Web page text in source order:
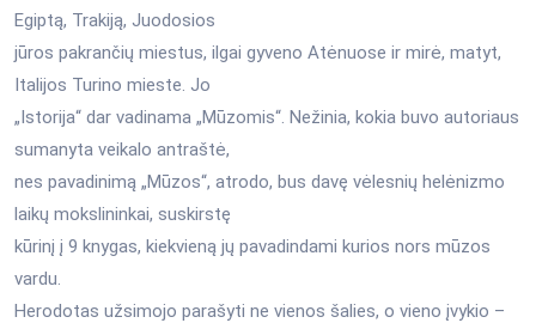
Egiptą, Trakiją, Juodosios
jūros pakrančių miestus, ilgai gyveno Atėnuose ir mirė, matyt,
Italijos Turino mieste. Jo
„Istorija“ dar vadinama „Mūzomis“. Nežinia, kokia buvo autoriaus
sumanyta veikalo antraštė,
nes pavadinimą „Mūzos“, atrodo, bus davę vėlesnių helėnizmo
laikų mokslininkai, suskirstę
kūrinį į 9 knygas, kiekvieną jų pavadindami kurios nors mūzos
vardu.
Herodotas užsimojo parašyti ne vienos šalies, o vieno įvykio –